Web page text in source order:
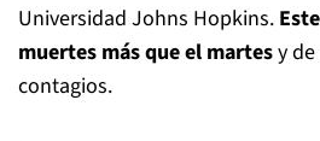
Universidad Johns Hopkins.
muertes más que el martesy
contagios.